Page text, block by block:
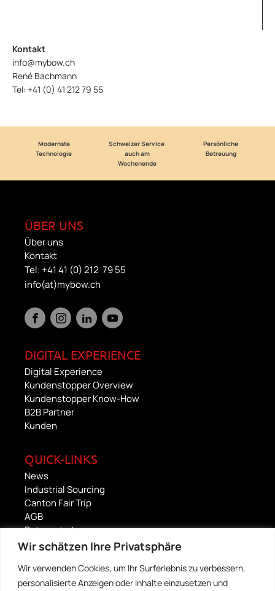
Wir schätzen Ihre Privatsphäre
Wir verwenden Cookies, um Ihr Surferlebnis zu verbessern,
personalisierte Anzeigen oder Inhalte einzusetzen und
Kontakt
info@mybow.ch
René Bachmann
Tel: +41 (0) 41 212 79 55
Modernste
Technologie
Schweizer Service
auch am
Wochenende
Persönliche
Betreuung
ÜBER UNS
Über uns
Kontakt
Tel: +41 41 (0) 212 79 55
info(at)mybow.ch
DIGITAL EXPERIENCE
Digital Experience
Kundenstopper Overview
Kundenstopper Know-How
B2B Partner
Kunden
QUICK-LINKS
News
Industrial Sourcing
Canton Fair Trip
AGB
Datenschutz
Impressum
FOOD CULTURE